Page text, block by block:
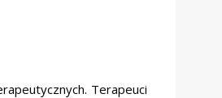
Terapeuci